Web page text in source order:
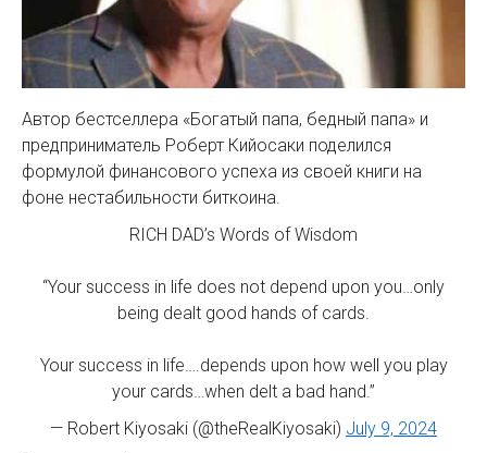
Автор бестселлера «Богатый папа, бедный папа» и
предприниматель Роберт Кийосаки поделился
формулой финансового успеха из своей книги на
фоне нестабильности биткоина.
RICH DAD’s Words of Wisdom
“Your success in life does not depend upon you…only
being dealt good hands of cards.
Your success in life….depends upon how well you play
your cards…when delt a bad hand.”
— Robert Kiyosaki (@theRealKiyosaki) July 9, 2024